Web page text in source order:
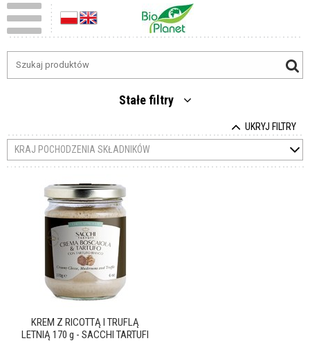
Stałe filtry
UKRYJ FILTRY
KRAJ POCHODZENIA SKŁADNIKÓW
KREM Z RICOTTĄ I TRUFLĄ
LETNIĄ 170 g - SACCHI TARTUFI